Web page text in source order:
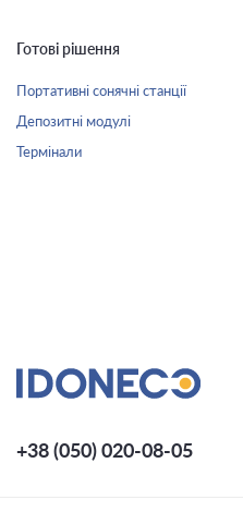
Готові рішення
Портативні сонячні станції
Депозитні модулі
Термінали
+38 (050) 020-08-05